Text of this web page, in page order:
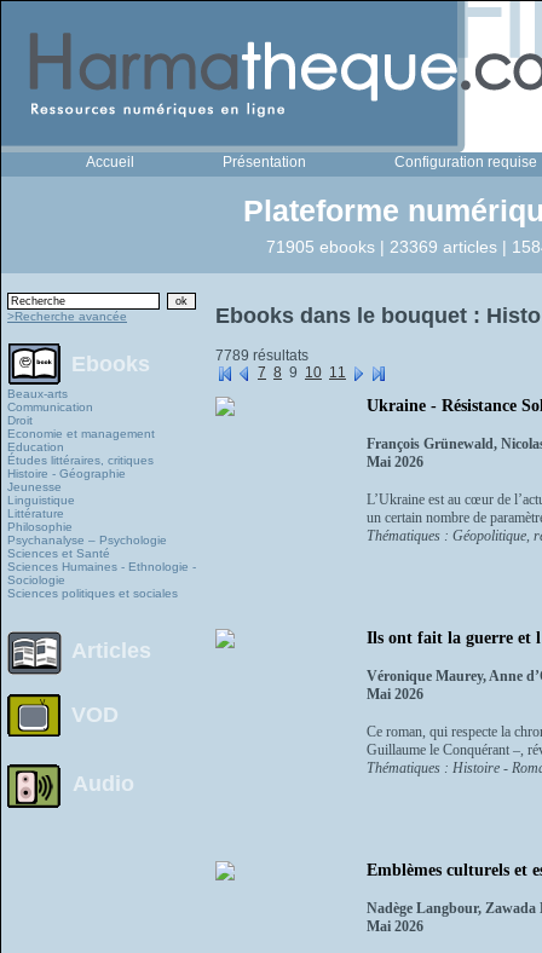
Accueil Présentation Configuration requise
Plateforme
71905 ebooks | 23369 articles |
>Recherche avancée
Ebooks
Beaux-arts
Communication
Droit
Economie et management
Education
Études littéraires, critiques
Histoire - Géographie
Jeunesse
Linguistique
Littérature
Philosophie
Psychanalyse – Psychologie
Sciences et Santé
Sciences Humaines - Ethnologie -
Sociologie
Sciences politiques et sociales
Articles
VOD
Audio
Ebooks dans le bouquet :
7789 résultats
7 8 9 10 11
Ukraine - Résistance
François Grünewald,
Mai 2026
L’Ukraine est au cœur de
un certain nombre de
Thématiques : Géopolitique,
Ils ont fait la guerre et
Véronique Maurey, Anne
Mai 2026
Ce roman, qui respecte la
Guillaume le Conquérant –,
Thématiques : Histoire -
Emblèmes culturels et
Nadège Langbour,
Mai 2026